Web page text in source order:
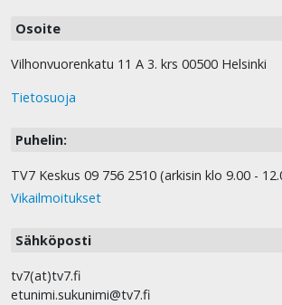
Osoite
Vilhonvuorenkatu 11 A 3. krs 00500 Helsinki
Tietosuoja
Puhelin:
TV7 Keskus 09 756 2510 (arkisin klo 9.00 -
Vikailmoitukset
Sähköposti
tv7(at)tv7.fi
etunimi.sukunimi@tv7.fi